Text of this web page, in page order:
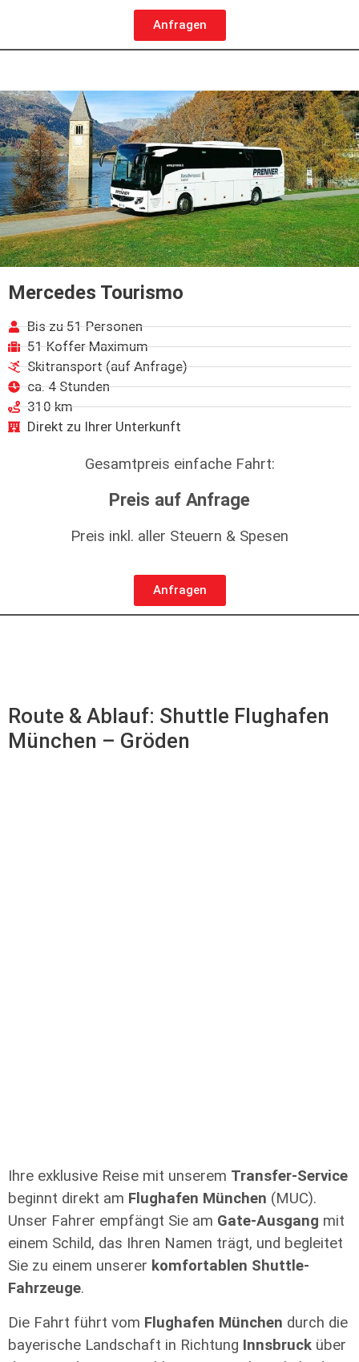
Anfragen
Mercedes Tourismo
Bis zu 51 Personen
51 Koffer Maximum
Skitransport (auf Anfrage)
ca. 4 Stunden
310 km
Direkt zu Ihrer Unterkunft
Gesamtpreis einfache Fahrt:
Preis auf Anfrage
Preis inkl. aller Steuern & Spesen
Anfragen
Route & Ablauf: Shuttle Flughafen
München – Gröden
Ihre exklusive Reise mit unserem Transfer-Service
beginnt direkt am Flughafen München (MUC).
Unser Fahrer empfängt Sie am Gate-Ausgang mit
einem Schild, das Ihren Namen trägt, und begleitet
Sie zu einem unserer komfortablen Shuttle-
Fahrzeuge.
Die Fahrt führt vom Flughafen München durch die
bayerische Landschaft in Richtung Innsbruck über